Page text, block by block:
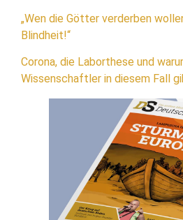
„Wen die Götter verderben
Blindheit!“
Corona, die Laborthese und
Wissenschaftler in diesem Fall